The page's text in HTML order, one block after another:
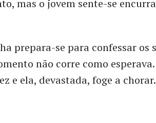
mas o jovem sente-se
prepara-se para confessar os
não corre como
e ela, devastada, foge a chorar.